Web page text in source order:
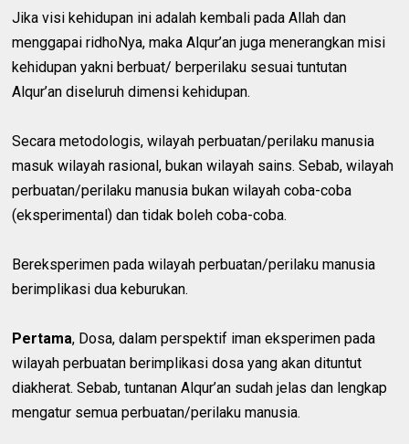
Jika visi kehidupan ini adalah kembali pada Allah dan
menggapai ridhoNya, maka Alqur’an juga menerangkan misi
kehidupan yakni berbuat/ berperilaku sesuai tuntutan
Alqur’an diseluruh dimensi kehidupan.
Secara metodologis, wilayah perbuatan/perilaku manusia
masuk wilayah rasional, bukan wilayah sains. Sebab, wilayah
perbuatan/perilaku manusia bukan wilayah coba-coba
(eksperimental) dan tidak boleh coba-coba.
Bereksperimen pada wilayah perbuatan/perilaku manusia
berimplikasi dua keburukan.
Pertama, Dosa, dalam perspektif iman eksperimen pada
wilayah perbuatan berimplikasi dosa yang akan dituntut
diakherat. Sebab, tuntanan Alqur’an sudah jelas dan lengkap
mengatur semua perbuatan/perilaku manusia.